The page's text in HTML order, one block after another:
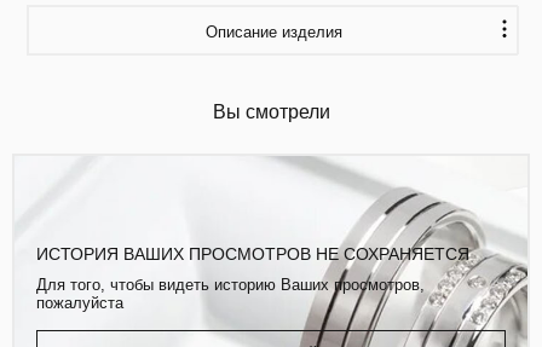
Описание изделия
Вы смотрели
ИСТОРИЯ ВАШИХ ПРОСМОТРОВ НЕ СОХРАНЯЕТСЯ
Для того, чтобы видеть историю Ваших просмотров,
пожалуйста